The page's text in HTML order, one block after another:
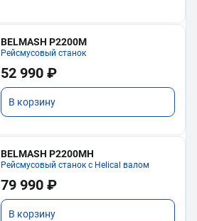
BELMASH P2200M
Рейсмусовый станок
52 990 ₽
В корзину
BELMASH P2200MH
Рейсмусовый станок с Helical валом
79 990 ₽
В корзину